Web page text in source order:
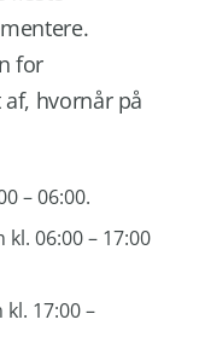
for
hvornår på
– 06:00.
06:00 – 17:00
17:00 –